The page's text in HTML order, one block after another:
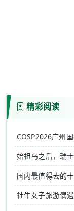
精彩阅读
COSP2026广州
始祖鸟之后，瑞
国内最值得去的
社牛女子旅游偶